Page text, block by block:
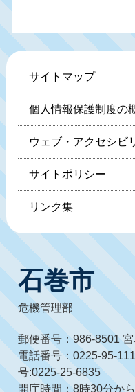
サイトマップ
個人情報保護制度の
ウェブ・アクセシビ
サイトポリシー
リンク集
石巻市
危機管理部
郵便番号：986-8501
電話番号：0225-95-
号:0225-25-6835
開庁時間：8時30分か